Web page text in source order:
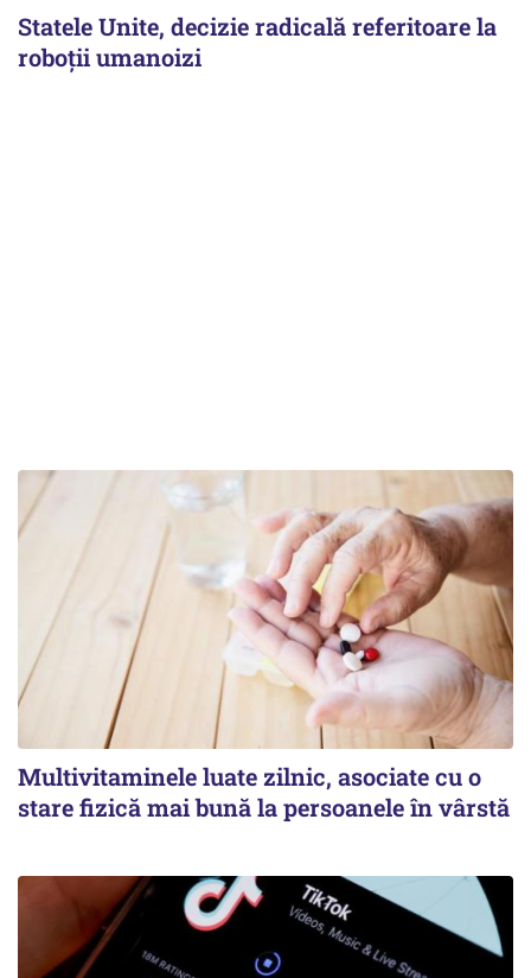
Statele Unite, decizie radicală referitoare la
roboții umanoizi
Multivitaminele luate zilnic, asociate cu o
stare fizică mai bună la persoanele în vârstă